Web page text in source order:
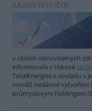
3.8.2026 19:17 (ČTK)
v oblasti obnovitelných
informovala v tiskové
TotalEnergies v souladu s
rovněž nedávné vytvoření
průmyslovým holdingem